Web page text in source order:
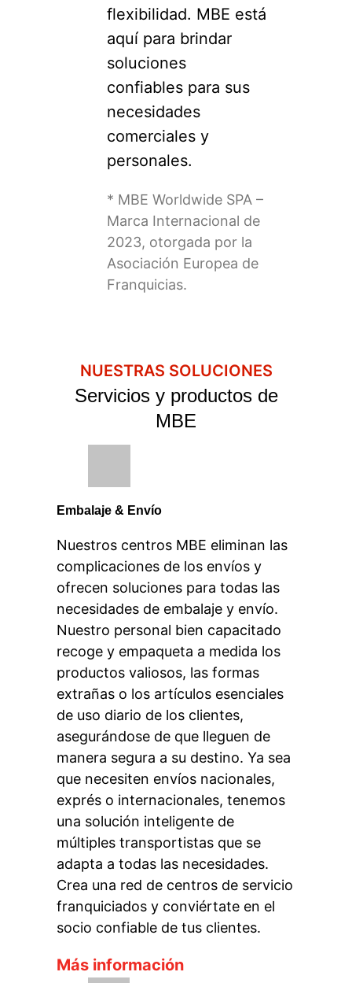
flexibilidad. MBE está
aquí para brindar
soluciones
confiables para sus
necesidades
comerciales y
personales.
* MBE Worldwide SPA –
Marca Internacional de
2023, otorgada por la
Asociación Europea de
Franquicias.
NUESTRAS SOLUCIONES
Servicios y productos de
MBE
Embalaje & Envío
Nuestros centros MBE eliminan las
complicaciones de los envíos y
ofrecen soluciones para todas las
necesidades de embalaje y envío.
Nuestro personal bien capacitado
recoge y empaqueta a medida los
productos valiosos, las formas
extrañas o los artículos esenciales
de uso diario de los clientes,
asegurándose de que lleguen de
manera segura a su destino. Ya sea
que necesiten envíos nacionales,
exprés o internacionales, tenemos
una solución inteligente de
múltiples transportistas que se
adapta a todas las necesidades.
Crea una red de centros de servicio
franquiciados y conviértate en el
socio confiable de tus clientes.
Más información